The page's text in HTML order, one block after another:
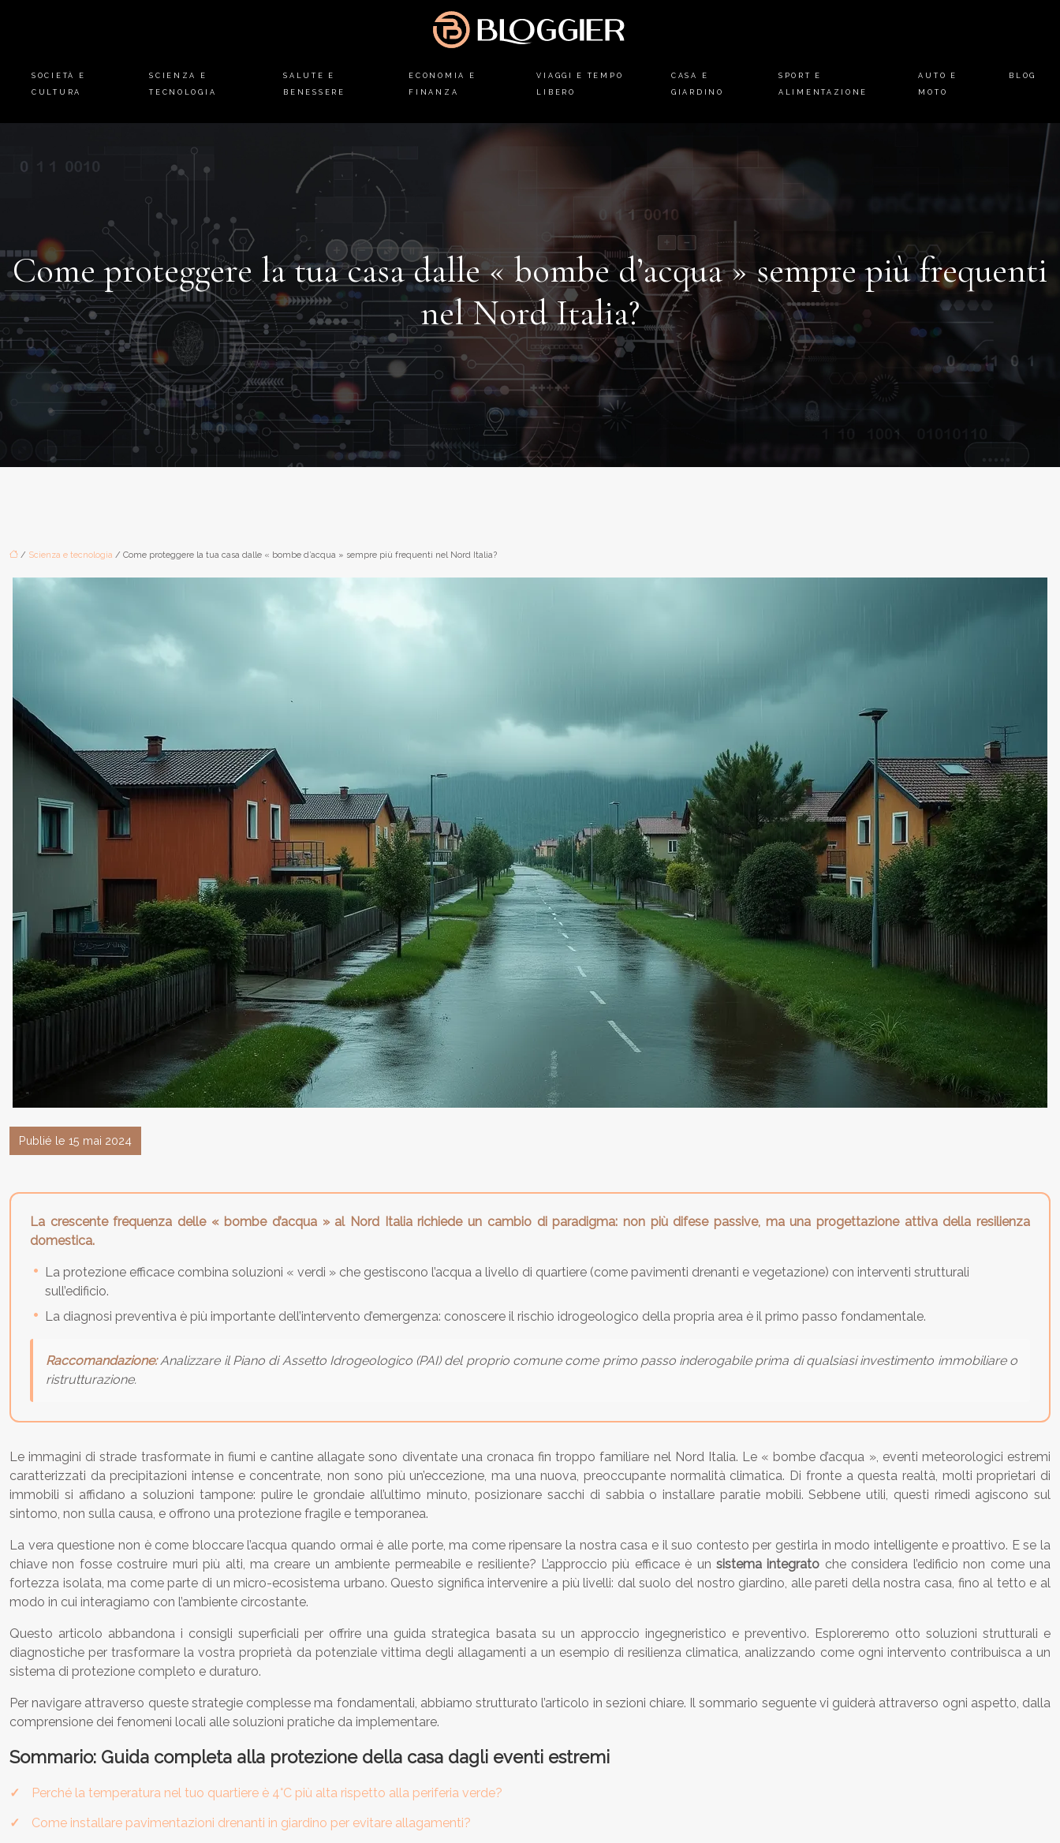
SOCIETÀ E
CULTURA
SCIENZA E
TECNOLOGIA
SALUTE E
BENESSERE
ECONOMIA E
FINANZA
VIAGGI E TEMPO
LIBERO
CASA E
GIARDINO
SPORT E
ALIMENTAZIONE
AUTO E
MOTO
BLOG
Come proteggere la tua casa dalle « bombe d’acqua » sempre più frequenti
nel Nord Italia?
/ Scienza e tecnologia / Come proteggere la tua casa dalle « bombe d’acqua » sempre più frequenti nel Nord Italia?
Publié le 15 mai 2024
La crescente frequenza delle « bombe d’acqua » al Nord Italia richiede un cambio di paradigma: non più difese passive, ma una progettazione attiva della resilienza
domestica.
La protezione efficace combina soluzioni « verdi » che gestiscono l’acqua a livello di quartiere (come pavimenti drenanti e vegetazione) con interventi strutturali
sull’edificio.
La diagnosi preventiva è più importante dell’intervento d’emergenza: conoscere il rischio idrogeologico della propria area è il primo passo fondamentale.
Raccomandazione:Analizzare il Piano di Assetto Idrogeologico (PAI) del proprio comune come primo passo inderogabile prima di qualsiasi investimento immobiliare o
ristrutturazione.
Le immagini di strade trasformate in fiumi e cantine allagate sono diventate una cronaca fin troppo familiare nel Nord Italia. Le « bombe d’acqua », eventi meteorologici estremi
caratterizzati da precipitazioni intense e concentrate, non sono più un’eccezione, ma una nuova, preoccupante normalità climatica. Di fronte a questa realtà, molti proprietari di
immobili si affidano a soluzioni tampone: pulire le grondaie all’ultimo minuto, posizionare sacchi di sabbia o installare paratie mobili. Sebbene utili, questi rimedi agiscono sul
sintomo, non sulla causa, e offrono una protezione fragile e temporanea.
La vera questione non è come bloccare l’acqua quando ormai è alle porte, ma come ripensare la nostra casa e il suo contesto per gestirla in modo intelligente e proattivo. E se la
chiave non fosse costruire muri più alti, ma creare un ambiente permeabile e resiliente? L’approccio più efficace è unsistema integrato che considera l’edificio non come una
fortezza isolata, ma come parte di un micro-ecosistema urbano. Questo significa intervenire a più livelli: dal suolo del nostro giardino, alle pareti della nostra casa, fino al tetto e al
modo in cui interagiamo con l’ambiente circostante.
Questo articolo abbandona i consigli superficiali per offrire una guida strategica basata su un approccio ingegneristico e preventivo. Esploreremo otto soluzioni strutturali e
diagnostiche per trasformare la vostra proprietà da potenziale vittima degli allagamenti a un esempio di resilienza climatica, analizzando come ogni intervento contribuisca a un
sistema di protezione completo e duraturo.
Per navigare attraverso queste strategie complesse ma fondamentali, abbiamo strutturato l’articolo in sezioni chiare. Il sommario seguente vi guiderà attraverso ogni aspetto, dalla
comprensione dei fenomeni locali alle soluzioni pratiche da implementare.
Sommario: Guida completa alla protezione della casa dagli eventi estremi
Perché la temperatura nel tuo quartiere è 4°C più alta rispetto alla periferia verde?
Come installare pavimentazioni drenanti in giardino per evitare allagamenti?